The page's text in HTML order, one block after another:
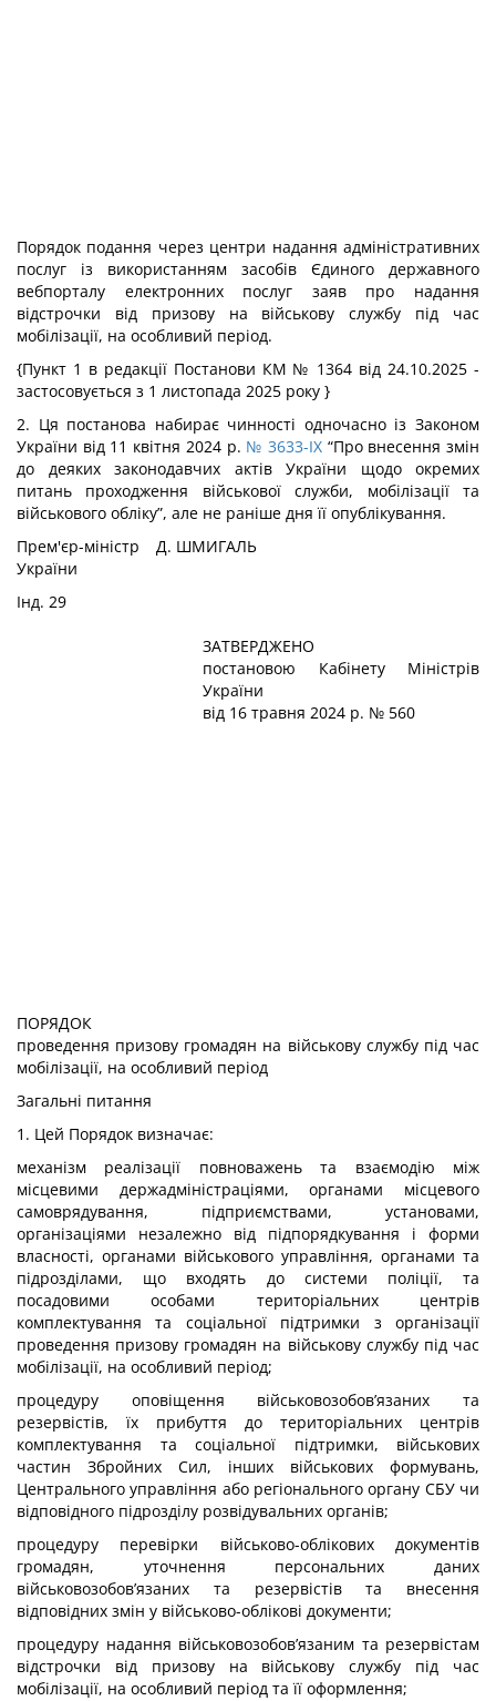
Порядок подання через центри надання адміністративних
послуг із використанням засобів Єдиного державного
вебпорталу електронних послуг заяв про надання
відстрочки від призову на військову службу під час
мобілізації, на особливий період.
{Пункт 1 в редакції Постанови КМ № 1364 від 24.10.2025 -
застосовується з 1 листопада 2025 року }
2. Ця постанова набирає чинності одночасно із Законом
України від 11 квітня 2024 р. № 3633-IX“Про внесення змін
до деяких законодавчих актів України щодо окремих
питань проходження військової служби, мобілізації та
військового обліку”, але не раніше дня її опублікування.
Прем'єр-міністр
України
Д. ШМИГАЛЬ
Інд. 29
ЗАТВЕРДЖЕНО
постановою Кабінету Міністрів
України
від 16 травня 2024 р. № 560
ПОРЯДОК
проведення призову громадян на військову службу під час
мобілізації, на особливий період
Загальні питання
1. Цей Порядок визначає:
механізм реалізації повноважень та взаємодію між
місцевими держадміністраціями, органами місцевого
самоврядування, підприємствами, установами,
організаціями незалежно від підпорядкування і форми
власності, органами військового управління, органами та
підрозділами, що входять до системи поліції, та
посадовими особами територіальних центрів
комплектування та соціальної підтримки з організації
проведення призову громадян на військову службу під час
мобілізації, на особливий період;
процедуру оповіщення військовозобов’язаних та
резервістів, їх прибуття до територіальних центрів
комплектування та соціальної підтримки, військових
частин Збройних Сил, інших військових формувань,
Центрального управління або регіонального органу СБУ чи
відповідного підрозділу розвідувальних органів;
процедуру перевірки військово-облікових документів
громадян, уточнення персональних даних
військовозобов’язаних та резервістів та внесення
відповідних змін у військово-облікові документи;
процедуру надання військовозобов’язаним та резервістам
відстрочки від призову на військову службу під час
мобілізації, на особливий період та її оформлення;